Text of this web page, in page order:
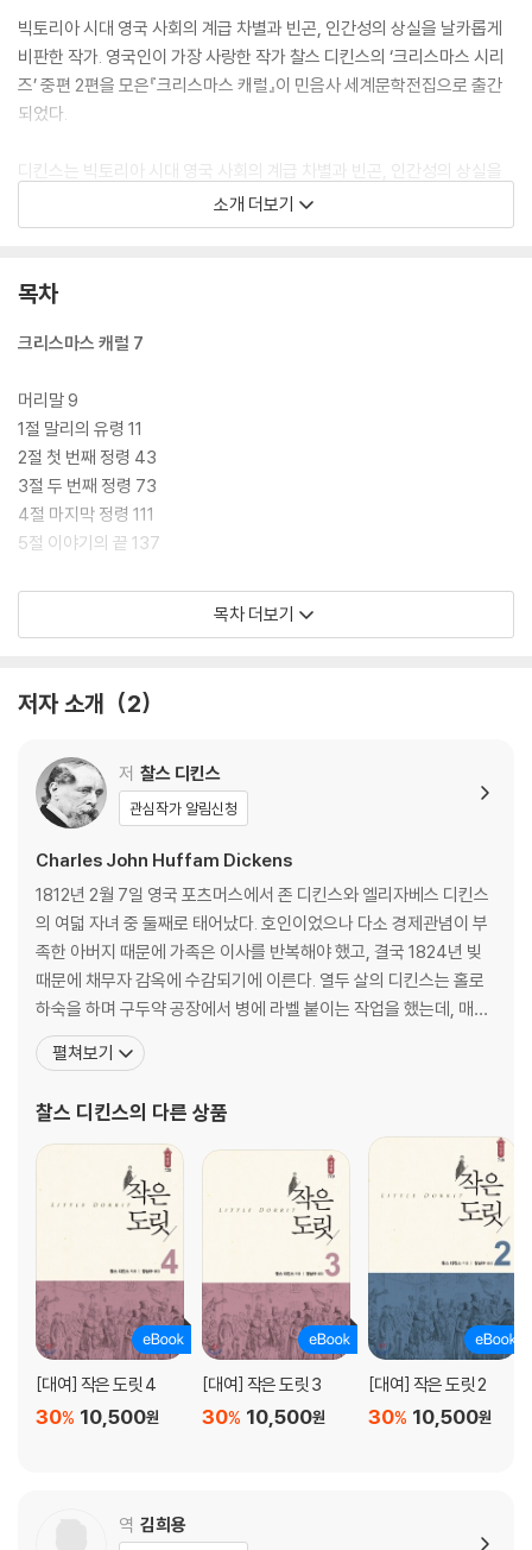
빅토리아 시대 영국 사회의 계급 차별과 빈곤, 인간성의 상실을 날카롭게
비판한 작가. 영국인이 가장 사랑한 작가 찰스 디킨스의 ‘크리스마스 시리
즈’ 중편 2편을 모은『크리스마스 캐럴』이 민음사 세계문학전집으로 출간
되었다.
디킨스는 빅토리아 시대 영국 사회의 계급 차별과 빈곤, 인간성의 상실을
날카롭게 비판한 작가로 그의 작품들은 오랫동안 문학사에서 중요한 위치
를 차지해 왔다. 어린 시절 가난한 가정에서 아버지의 채무로 인해 공장에
로 시작해 『픽윅 클럽 여행기』를 연재하며 문학계에 큰 반향을 일으켰고,
계급 차별, 아동 노동, 교육 제도의 모순을 낱낱이 파헤쳤다. 그의 작품들은
회적 메시지를 전달했다. 19세기 영국 문학사에서 가장 대중적이면서도
예술적인 작가로 평가받는 디킨스는 문학이 단순한 예술이 아니라 사회 개
혁의 강력한 무기가 될 수 있음을 보여 준 작가였다.
디킨스는 ‘크리스마스를 발명한 사람’으로 널리 알려져 있다. 크리스마스
트리, 카드, 선물, 캐럴 등 우리에게 너무나 익숙하고 당연한 크리스마스의
질 뻔했던 크리스마스를 되살리고 현대적인 개념의 크리스마스를 만들어
낸 데는 누구보다 디킨스의 영향이 컸다. 디킨스는 사람들이 빈곤과 사회
것이라고 믿었다. 디킨스는 1843년 12월 「크리스마스 캐럴」을 시작으로
학사에서 독보적인 위치를 차지하며, 크리스마스를 단순한 축제일이 아닌
사회적 성찰의 계기로 만들었다. 크리스마스를 맞아 소외된 이웃을 살피
고, 한 해를 잘 보냈음에 감사하고, 다가올 새해를 다짐하는 전통은 크리스
마스 시리즈의 대성공과 부흥을 통해 영국은 물론 전 세계에 널리 퍼지게
됐다.
소개 더보기
목차
크리스마스 캐럴 7
머리말 9
1절 말리의 유령 11
2절 첫 번째 정령 43
3절 두 번째 정령 73
4절 마지막 정령 111
5절 이야기의 끝 137
유령에 홀린 남자와 유령의 거래 149
3 파기된 선물 261
작품 해설 307
작가 연보 318
목차 더보기
저자 소개 2
저 찰스 디킨스
관심작가 알림신청
Charles John Huffam Dickens
1812년 2월 7일 영국 포츠머스에서 존 디킨스와 엘리자베스 디킨스
의 여덟 자녀 중 둘째로 태어났다. 호인이었으나 다소 경제관념이 부
족한 아버지 때문에 가족은 이사를 반복해야 했고, 결국 1824년 빚
때문에 채무자 감옥에 수감되기에 이른다. 열두 살의 디킨스는 홀로
하숙을 하며 구두약 공장에서 병에 라벨 붙이는 작업을 했는데, 매일
10시간씩 일하며 주당 6실링을 받았던 이때의 혹독한 경험은 후일
여러 작품의 토대가 되었다. 집안 형편으로 결국 학교를 그만두고 속
33년 『먼슬리 매거진』에 첫 단편 「
펼쳐보기
찰스 디킨스의 다른 상품
[대여] 작은 도릿 4
10,500원
30%
[대여] 작은 도릿 3
10,500원
30%
[대여] 작은 도릿 2
10,500원
30%
역 김희용